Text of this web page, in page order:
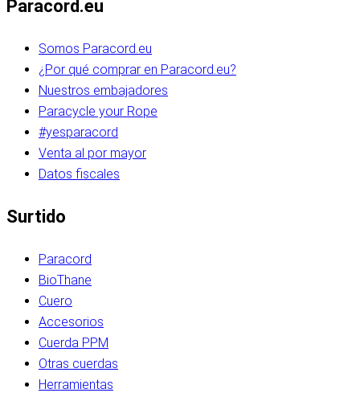
Paracord.eu
Somos Paracord.eu
¿Por qué comprar en Paracord.eu?
Nuestros embajadores
Paracycle your Rope
#yesparacord
Venta al por mayor
Datos fiscales
Surtido
Paracord
BioThane
Cuero
Accesorios
Cuerda PPM
Otras cuerdas
Herramientas